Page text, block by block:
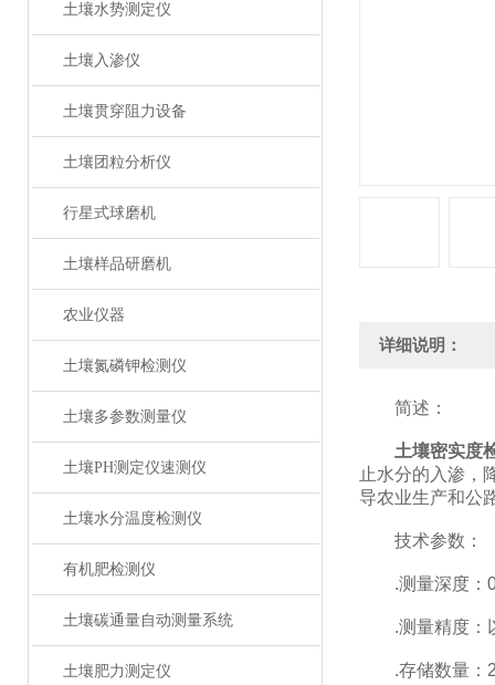
土壤水势测定仪
土壤入渗仪
土壤贯穿阻力设备
土壤团粒分析仪
行星式球磨机
土壤样品研磨机
农业仪器
土壤氮磷钾检测仪
土壤多参数测量仪
土壤PH测定仪速测仪
土壤水分温度检测仪
有机肥检测仪
土壤碳通量自动测量系统
土壤肥力测定仪
详细说明：
简述：
土壤密实度
止水分的入渗，
导农业生产和公
技术参数：
.测量深度：0-
.测量精度：以
.存储数量：